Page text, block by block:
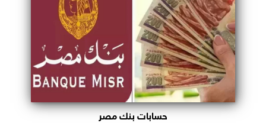
حسابات بنك مصر